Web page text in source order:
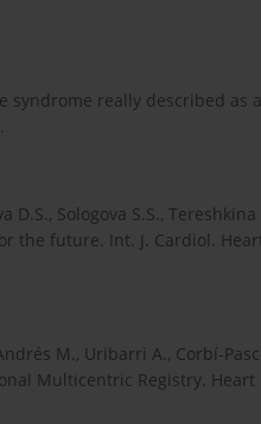
syndrome really described as
D.S., Sologova S.S.,
the future. Int. J. Cardiol.
M., Uribarri A., Corbí-
Multicentric Registry. Heart